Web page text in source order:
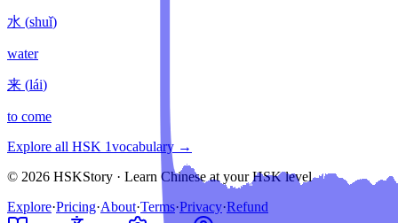
水 (shuǐ)
water
来 (lái)
to come
Explore all HSK 1vocabulary →
© 2026 HSKStory · Learn Chinese at your HSK level
Explore·Pricing·About·Terms·Privacy·Refund